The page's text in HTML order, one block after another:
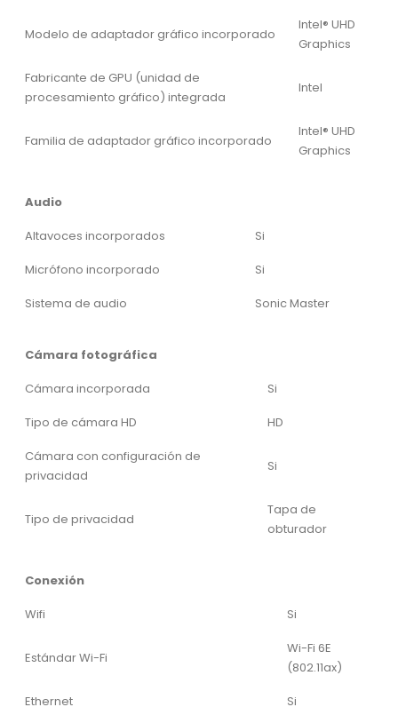
Modelo de adaptador gráfico incorporado
Intel® UHD
Graphics
Fabricante de GPU (unidad de
procesamiento gráfico) integrada
Intel
Familia de adaptador gráfico incorporado
Intel® UHD
Graphics
Audio
Altavoces incorporados
Si
Micrófono incorporado
Si
Sistema de audio
Sonic Master
Cámara fotográfica
Cámara incorporada
Si
Tipo de cámara HD
HD
Cámara con configuración de
privacidad
Si
Tipo de privacidad
Tapa de
obturador
Conexión
Wifi
Si
Estándar Wi-Fi
Wi-Fi 6E
(802.11ax)
Ethernet
Si